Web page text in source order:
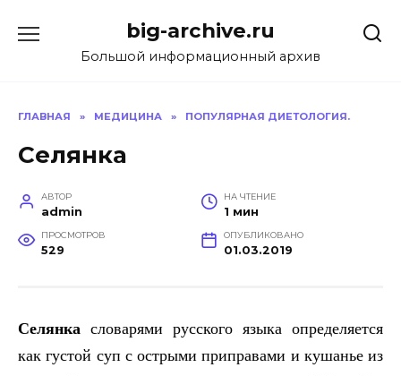
содержанию
big-archive.ru
Большой информационный архив
ГЛАВНАЯ » МЕДИЦИНА » ПОПУЛЯРНАЯ ДИЕТОЛОГИЯ.
Селянка
АВТОР
admin
НА ЧТЕНИЕ
1 мин
ПРОСМОТРОВ
529
ОПУБЛИКОВАНО
01.03.2019
Селянка словарями русского языка определяется
как густой суп с острыми приправами и кушанье из